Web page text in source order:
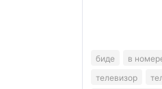
биде в
телевизор